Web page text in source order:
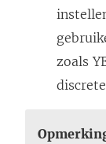
zoals